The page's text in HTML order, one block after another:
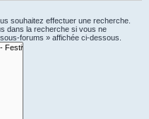
souhaitez effectuer une recherche.
dans la recherche si vous ne
forums » affichée ci-dessous.